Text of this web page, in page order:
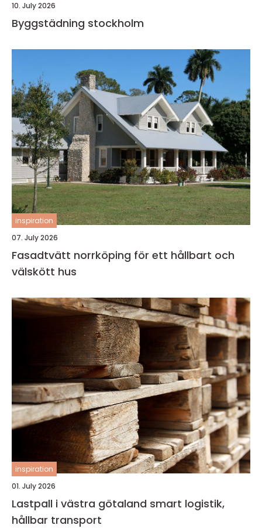
10. July 2026
Byggstädning stockholm
inspiration
07. July 2026
Fasadtvätt norrköping för ett hållbart och
välskött hus
inspiration
01. July 2026
Lastpall i västra götaland smart logistik,
hållbar transport